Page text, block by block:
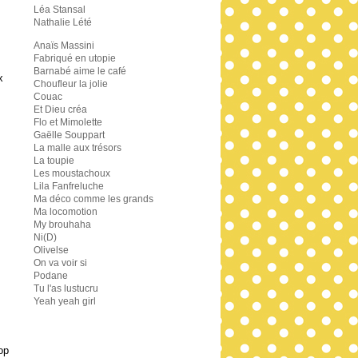
Léa Stansal
Nathalie Lété
Anaïs Massini
Fabriqué en utopie
Barnabé aime le café
Choufleur la jolie
Couac
Et Dieu créa
Flo et Mimolette
Gaëlle Souppart
La malle aux trésors
La toupie
Les moustachoux
Lila Fanfreluche
Ma déco comme les grands
Ma locomotion
My brouhaha
Ni(D)
Olivelse
On va voir si
Podane
Tu l'as lustucru
Yeah yeah girl